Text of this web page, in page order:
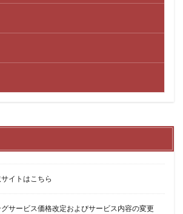
イトはこちら
サービス価格改定およびサービス内容の変更